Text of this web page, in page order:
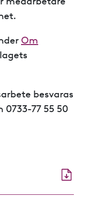
Om
besvaras
0733-77 55 50